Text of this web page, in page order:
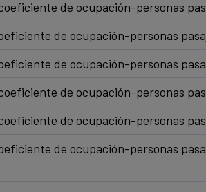
de ocupación-personas
de ocupación-personas
de ocupación-personas
de ocupación-personas
de ocupación-personas
de ocupación-personas